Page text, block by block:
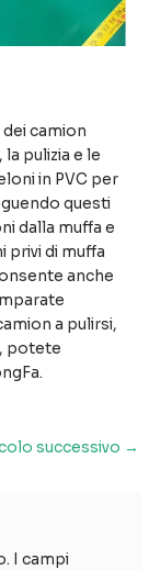
camion
pulizia e le
in PVC per
questi
dalla muffa e
privi di muffa
anche
a pulirsi,
potete
successivo →
I campi